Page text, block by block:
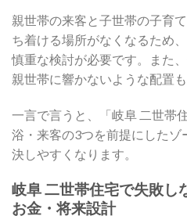
親世帯の来客と子世帯の子育
ち着ける場所がなくなるため
慎重な検討が必要です。また
親世帯に響かないような配置も
一言で言うと、「岐阜 二世帯
浴・来客の3つを前提にした
決しやすくなります。
岐阜 二世帯住宅で失敗し
お金・将来設計